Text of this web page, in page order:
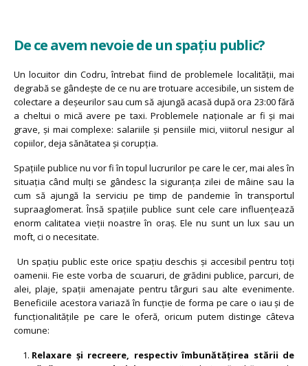
De ce avem nevoie de un spațiu public?
Un locuitor din Codru, întrebat fiind de problemele localității, mai
degrabă se gândește de ce nu are trotuare accesibile, un sistem de
colectare a deșeurilor sau cum să ajungă acasă după ora 23:00 fără
a cheltui o mică avere pe taxi. Problemele naționale ar fi și mai
grave, și mai complexe: salariile și pensiile mici, viitorul nesigur al
copiilor, deja sănătatea și corupția.
Spațiile publice nu vor fi în topul lucrurilor pe care le cer, mai ales în
situația când mulți se gândesc la siguranța zilei de mâine sau la
cum să ajungă la serviciu pe timp de pandemie în transportul
supraaglomerat. Însă spațiile publice sunt cele care influențează
enorm calitatea vieții noastre în oraș. Ele nu sunt un lux sau un
moft, ci o necesitate.
Un spațiu public este orice spațiu deschis și accesibil pentru toți
oamenii. Fie este vorba de scuaruri, de grădini publice, parcuri, de
alei, plaje, spații amenajate pentru târguri sau alte evenimente.
Beneficiile acestora variază în funcție de forma pe care o iau și de
funcționalitățile pe care le oferă, oricum putem distinge câteva
comune:
Relaxare și recreere, respectiv îmbunătățirea stării de